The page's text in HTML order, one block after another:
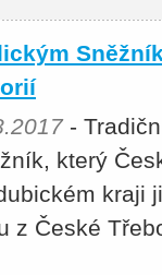
-
který
kraji
z České